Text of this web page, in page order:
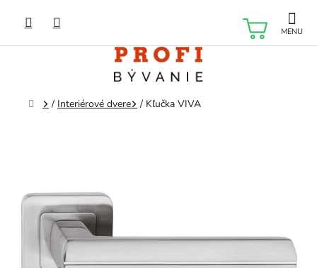
obsah
Domov
/ Interiérové dvere / Kľučka VIVA